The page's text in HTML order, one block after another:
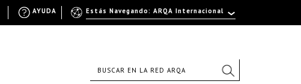
Estás Navegando: ARQA Internacional
AYUDA